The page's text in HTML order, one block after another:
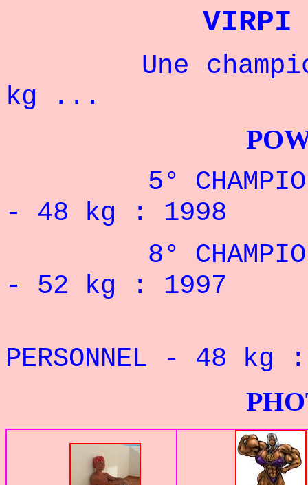
VIRPI
Une
kg ...
5°
- 48 kg : 1998
8°
- 52 kg : 1997
PERSONNEL - 48
PHOTOS